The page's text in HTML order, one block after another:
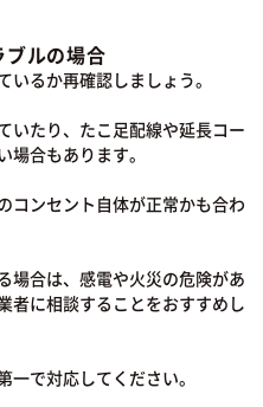
ルの場合
るか再確認しましょう。
いたり、たこ足配線や延長コー
場合もあります。
コンセント自体が正常かも合わ
場合は、感電や火災の危険があ
者に相談することをおすすめし
で対応してください。